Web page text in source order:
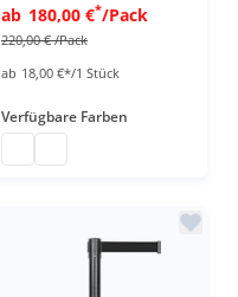
ab 180,00 €*/Pack
220,00 €/Pack
ab 18,00 €*/1 Stück
Verfügbare Farben